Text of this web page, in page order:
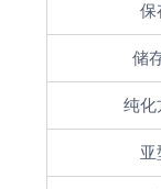
保
储
纯化
亚